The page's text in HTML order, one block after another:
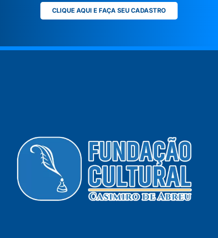
CLIQUE AQUI E FAÇA SEU CADASTRO